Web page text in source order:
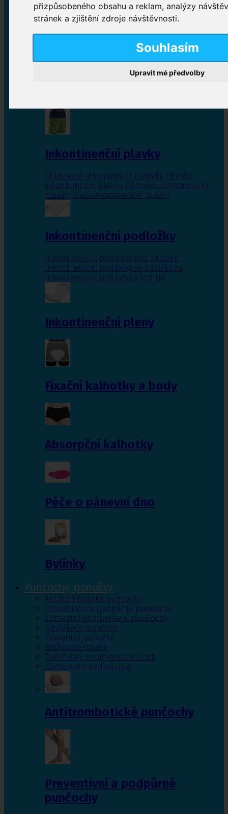
přizpůsobeného obsahu a reklam, analýzy
stránek a zjištění zdroje návštěvnosti.
Souhlasím
Upravit mé předvolby
Plenkové kalhotky navlékací,Plenkové kalhotky
zalepovací,Inkontinenční kalhotky dámské
Inkontinenční vložky
Inkontinenční plavky
Chlapecké inkontinenční plavky, Pánské
inkontinenční plavky, Dámské inkontinenční
plavky, Dívčí inkontinenční plavky
Inkontinenční podložky
Inkontinenční podložky bez záložek,
Inkontinenční podložky se záložkami,
Inkontinenční podložky s lepítky
Inkontinenční pleny
Fixační kalhotky a body
Absorpční kalhotky
Péče o pánevní dno
Bylinky
Punčochy, ponožky
Antitrombotické punčochy
Preventivní a podpůrné punčochy
Zdravotní kompresivní punčochy
Navlékače punčoch
Zdravotní ponožky
Stahovací prádlo
Doplňkový sortiment punčoch
Kompresní podkolenky
Antitrombotické punčochy
Preventivní a podpůrné
punčochy